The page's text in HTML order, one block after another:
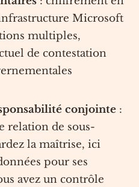
Microsoft
multiples,
de contestation
conjointe :
relation de sous-
la maîtrise, ici
pour ses
avez un contrôle